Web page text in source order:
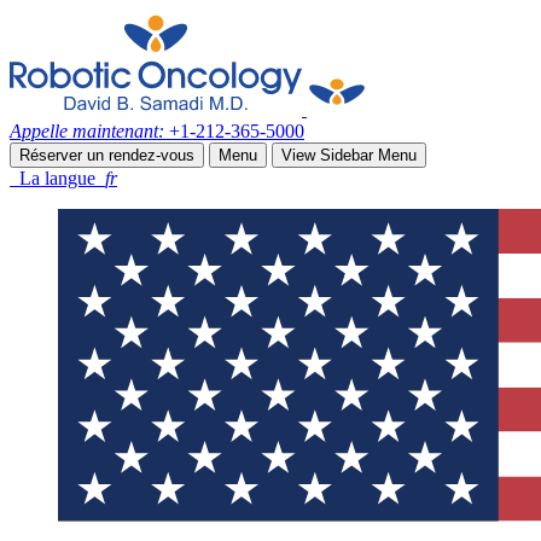
Appelle maintenant: +1-212-365-5000
Réserver un rendez-vous Menu View Sidebar Menu
La langue fr